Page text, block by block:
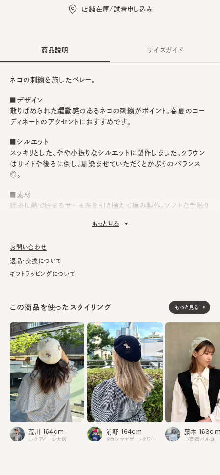
店舗在庫/試着申し込み
商品説明
ネコの刺繍を施したベレー。
■デザイン
散りばめられた躍動感のあるネコの刺繍がポイント。春夏のコー
ディネートのアクセントにおすすめです。
■シルエット
スッキリとした、やや小振りなシルエットに製作しました。クラウン
はサイドや後ろに倒し、馴染ませていただくとかぶりのバランス
◎。
■素材
綿糸に熱で固まるサーモ糸を引き揃えて編み製作。ソフトな手触り
洗濯不可。汚れにつきましては、消臭・抗菌用のスプレーや、帽子
が汚れてしまう前の対策として、汗止めのハットライナーのお勧め
まっすぐ引き出してください。逆向きに引っ張るとスベリを破損する
可能性がございます。）
素材
本体：綿80% ポリエステル20%
部分：レーヨン100%
生産国 made in JAPAN
もっと見る
サイズガイド
お問い合わせ
返品・交換について
ギフトラッピングについて
この商品を使ったスタイリング もっと見る
荒川 164cm
ルクアイーレ大阪
浦野 164cm
タカシマヤゲートタワーモール
藤本 163cm
心斎橋パルコ